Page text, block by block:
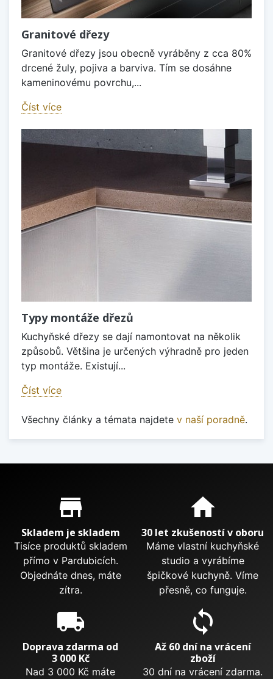
Granitové dřezy
Granitové dřezy jsou obecně vyráběny z cca 80%
drcené žuly, pojiva a barviva. Tím se dosáhne
kameninovému povrchu,...
Číst více
Typy montáže dřezů
Kuchyňské dřezy se dají namontovat na několik
způsobů. Většina je určených výhradně pro jeden
typ montáže. Existují...
Číst více
Všechny články a témata najdete v naší poradně.
Proč nakupovat u nás?
store_mall_directory
Skladem je skladem
Tisíce produktů skladem
přímo v Pardubicích.
Objednáte dnes, máte
zítra.
home
30 let zkušeností v oboru
Máme vlastní kuchyňské
studio a vyrábíme
špičkové kuchyně. Víme
přesně, co funguje.
local_shipping
Doprava zdarma od
3 000 Kč
Nad 3 000 Kč máte
sync
Až 60 dní na vrácení
zboží
30 dní na vrácení zdarma.